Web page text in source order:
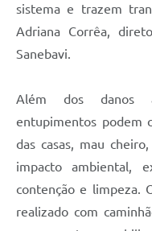
sistema e trazem
Adriana Corrêa,
Sanebavi.
Além dos danos
entupimentos podem
das casas, mau
impacto ambiental,
contenção e limpeza.
realizado com